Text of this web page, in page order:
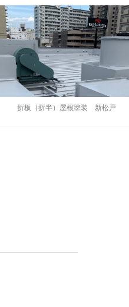
折板（折半）屋根塗装 新松戸